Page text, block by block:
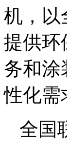
机，以
提供环
务和涂
性化需
全国